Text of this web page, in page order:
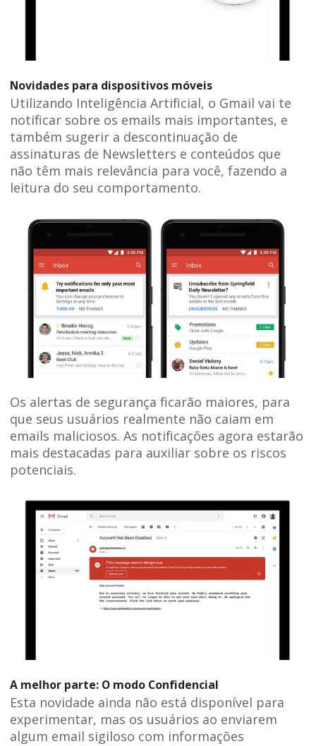
Novidades para dispositivos móveis
Utilizando Inteligência Artificial, o Gmail vai te
notificar sobre os emails mais importantes, e
também sugerir a descontinuação de
assinaturas de Newsletters e conteúdos que
não têm mais relevância para você, fazendo a
leitura do seu comportamento.
Os alertas de segurança ficarão maiores, para
que seus usuários realmente não caiam em
emails maliciosos. As notificações agora estarão
mais destacadas para auxiliar sobre os riscos
potenciais.
A melhor parte: O modo Confidencial
Esta novidade ainda não está disponível para
experimentar, mas os usuários ao enviarem
algum email sigiloso com informações